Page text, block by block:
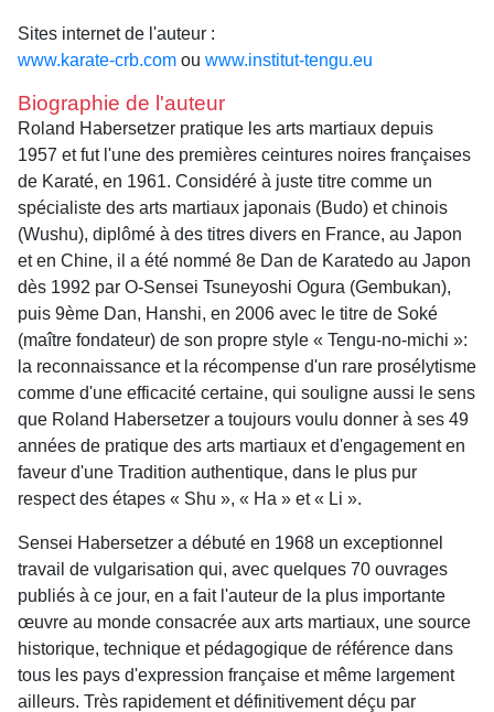
Sites internet de l'auteur :
www.karate-crb.com ou www.institut-tengu.eu
Biographie de l'auteur
Roland Habersetzer pratique les arts martiaux depuis
1957 et fut l'une des premières ceintures noires françaises
de Karaté, en 1961. Considéré à juste titre comme un
spécialiste des arts martiaux japonais (Budo) et chinois
(Wushu), diplômé à des titres divers en France, au Japon
et en Chine, il a été nommé 8e Dan de Karatedo au Japon
dès 1992 par O-Sensei Tsuneyoshi Ogura (Gembukan),
puis 9ème Dan, Hanshi, en 2006 avec le titre de Soké
(maître fondateur) de son propre style « Tengu-no-michi »:
la reconnaissance et la récompense d'un rare prosélytisme
comme d'une efficacité certaine, qui souligne aussi le sens
que Roland Habersetzer a toujours voulu donner à ses 49
années de pratique des arts martiaux et d'engagement en
faveur d'une Tradition authentique, dans le plus pur
respect des étapes « Shu », « Ha » et « Li ».
Sensei Habersetzer a débuté en 1968 un exceptionnel
travail de vulgarisation qui, avec quelques 70 ouvrages
publiés à ce jour, en a fait l'auteur de la plus importante
œuvre au monde consacrée aux arts martiaux, une source
historique, technique et pédagogique de référence dans
tous les pays d'expression française et même largement
ailleurs. Très rapidement et définitivement déçu par